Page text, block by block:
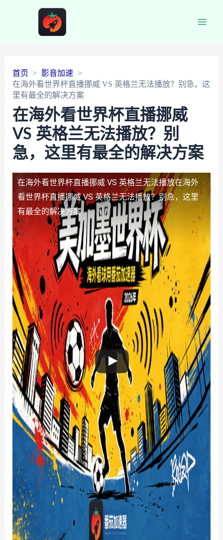
首页
影音加速
在海外看世界杯直播挪威 VS 英格兰无法播放？别急，这
里有最全的解决方案
在海外看世界杯直播挪威
VS 英格兰无法播放？别
急，这里有最全的解决方案
在海外看世界杯直播挪威 VS 英格兰无法播放在海外
看世界杯直播挪威 VS 英格兰无法播放？别急，这里
有最全的解决方案